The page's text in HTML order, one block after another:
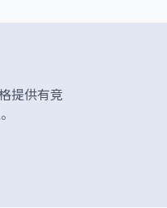
提供有竞